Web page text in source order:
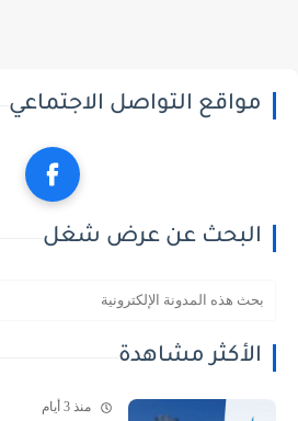
مواقع التواصل الاجتماعي
البحث عن عرض شغل
الأكثر مشاهدة
منذ 3 أيام